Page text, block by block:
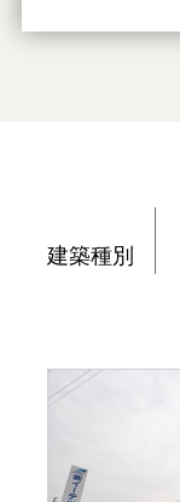
建築種別